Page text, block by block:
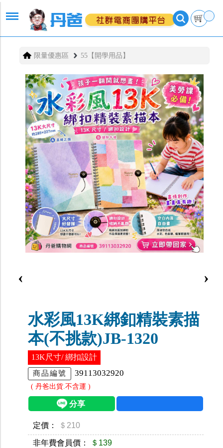
限量優惠區 55【開學用品】
‹ ›
水彩風13K綁釦精裝素描
本(不挑款)JB-1320
13K尺寸/ 綁扣設計
商品編號 39113032920
( 丹爸出貨.不含運 )
定價： ＄210
非年費會員價： ＄139